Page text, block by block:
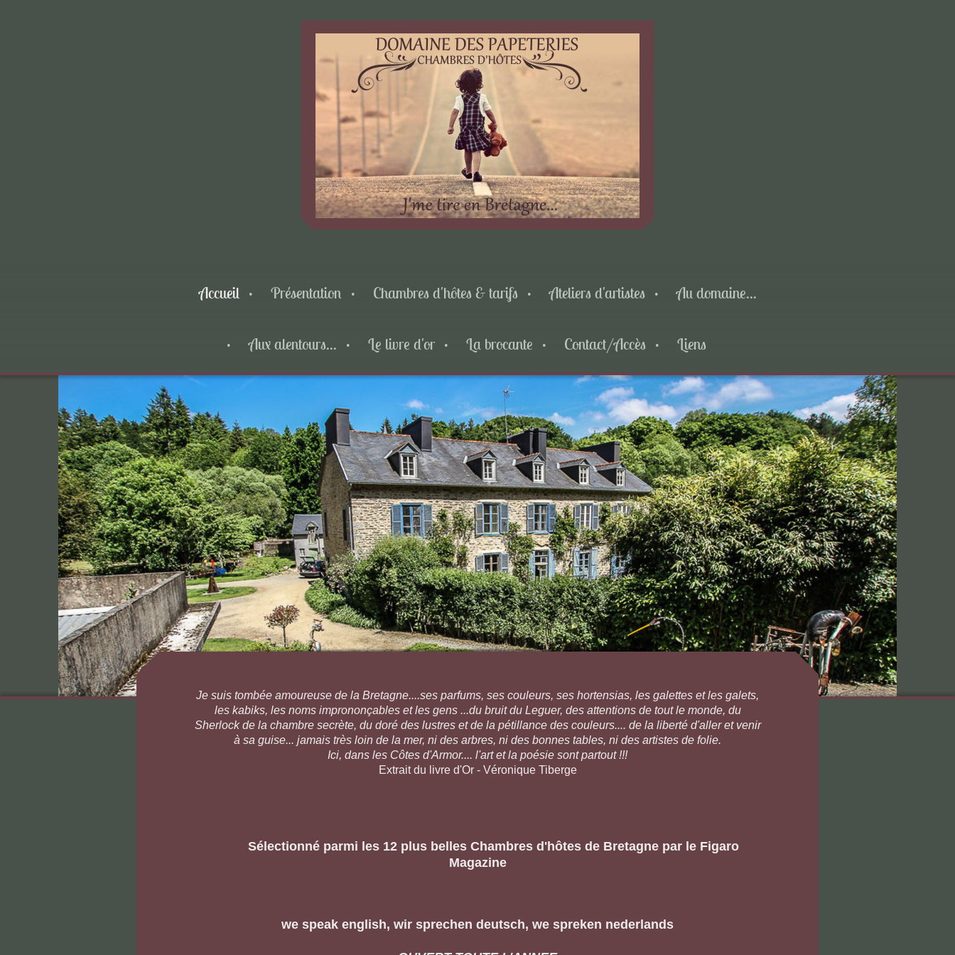
Accueil Présentation Chambres d'hôtes & tarifs Ateliers d'artistes Au domaine...
Aux alentours... Le livre d'or La brocante Contact/Accès Liens
Je suis tombée amoureuse de la Bretagne....ses parfums, ses couleurs, ses hortensias, les galettes et les galets,
les kabiks, les noms imprononçables et les gens ...du bruit du Leguer, des attentions de tout le monde, du
Sherlock de la chambre secrète, du doré des lustres et de la pétillance des couleurs.... de la liberté d'aller et venir
à sa guise... jamais très loin de la mer, ni des arbres, ni des bonnes tables, ni des artistes de folie.
Ici, dans les Côtes d'Armor.... l'art et la poésie sont partout !!!
Extrait du livre d'Or - Véronique Tiberge
Sélectionné parmi les 12 plus belles Chambres d'hôtes de Bretagne par le Figaro
Magazine
we speak english, wir sprechen deutsch, we spreken nederlands